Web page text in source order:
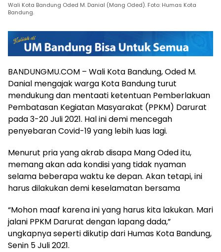
Wali Kota Bandung Oded M. Danial (Mang Oded). Foto: Humas Kota
Bandung.
BANDUNGMU.COM – Wali Kota Bandung, Oded M.
Danial mengajak warga Kota Bandung turut
mendukung dan mentaati ketentuan Pemberlakuan
Pembatasan Kegiatan Masyarakat (PPKM) Darurat
pada 3-20 Juli 2021. Hal ini demi mencegah
penyebaran Covid-19 yang lebih luas lagi.
Menurut pria yang akrab disapa Mang Oded itu,
memang akan ada kondisi yang tidak nyaman
selama beberapa waktu ke depan. Akan tetapi, ini
harus dilakukan demi keselamatan bersama
“Mohon maaf karena ini yang harus kita lakukan. Mari
jalani PPKM Darurat dengan lapang dada,”
ungkapnya seperti dikutip dari Humas Kota Bandung,
Senin 5 Juli 2021.